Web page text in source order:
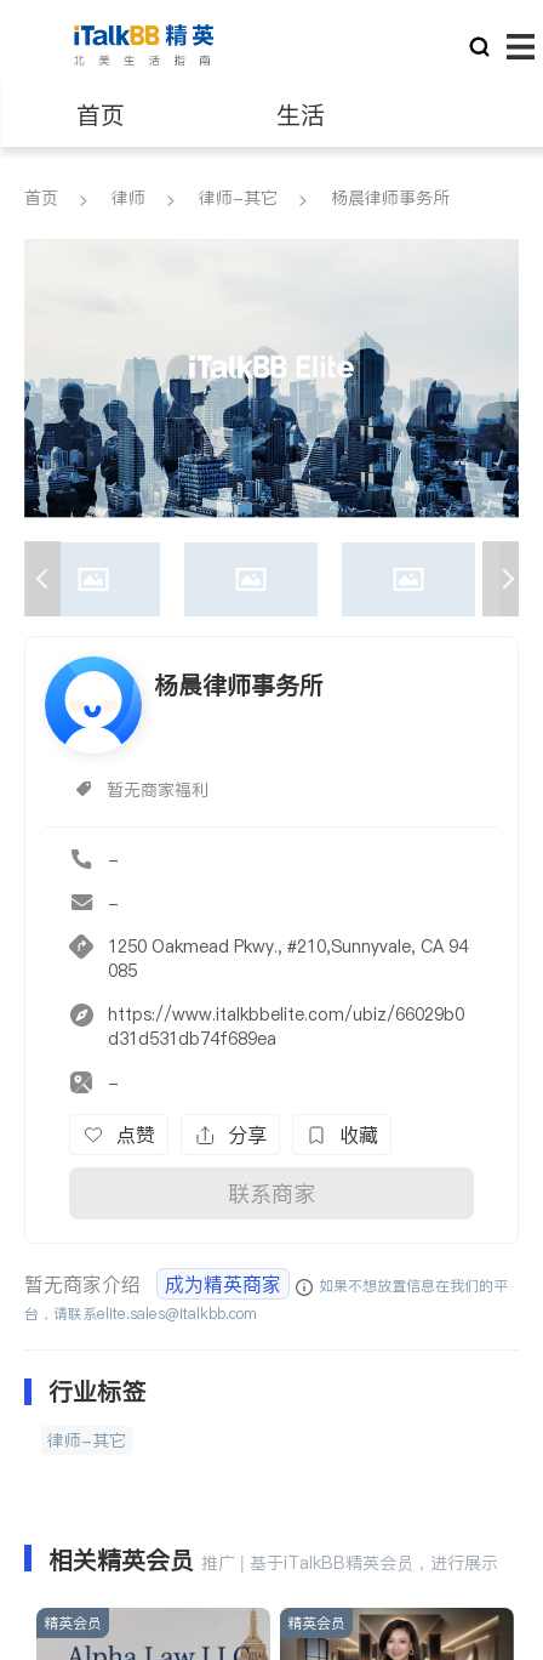
首页 生活
医生 律师
养老 非盈利组织
首页 律师 律师-其它 杨晨律师事务所
杨晨律师事务所
暂无商家福利
-
-
1250 Oakmead Pkwy., #210,Sunnyvale, CA 94
085
https://www.italkbbelite.com/ubiz/66029b0
d31d531db74f689ea
-
点赞 分享 收藏
联系商家
暂无商家介绍 成为精英商家
如果不想放置信息在我们的平
台，请联系elite.sales@italkbb.com
行业标签
律师-其它
相关精英会员 推广 | 基于iTalkBB精英会员，进行展示
精英会员 精英会员